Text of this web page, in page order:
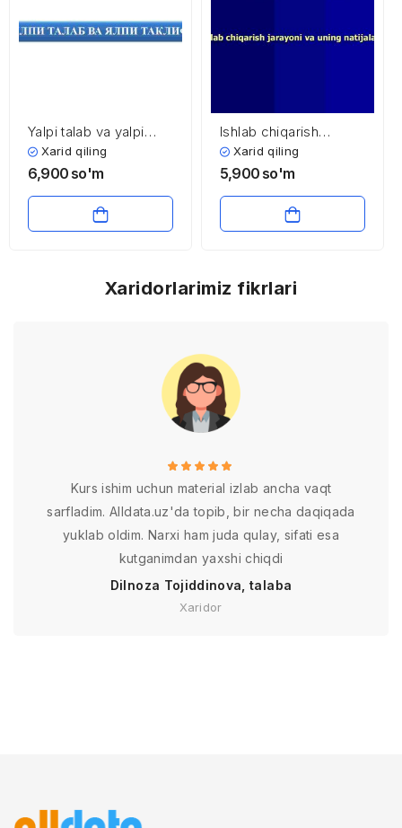
Yalpi talab va yalpi
taklifXarid qiling
6,900 so'm
Ishlab chiqarish
jarayoni va uning
natijalari
Xarid qiling
5,900 so'm
Xaridorlarimiz fikrlari
Kurs ishim uchun material izlab ancha vaqt
sarfladim. Alldata.uz'da topib, bir necha daqiqada
yuklab oldim. Narxi ham juda qulay, sifati esa
kutganimdan yaxshi chiqdi
Dilnoza Tojiddinova, talaba
Xaridor